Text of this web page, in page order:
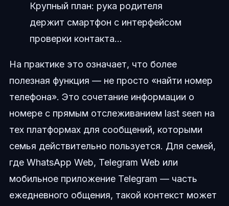
Крупный план: рука родителя
держит смартфон с интерфейсом
проверки контакта...
На практике это означает, что более
полезная функция — не просто «найти номер
телефона». Это сочетание информации о
номере с прямым отслеживанием last seen на
тех платформах для сообщений, которыми
семья действительно пользуется. Для семей,
где WhatsApp Web, Telegram Web или
мобильное приложение Telegram — часть
ежедневного общения, такой контекст может